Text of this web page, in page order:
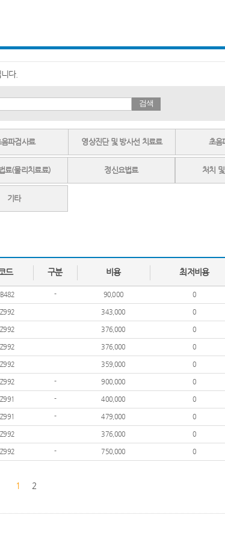
다.
검색
파검사료 영상진단 및 방사선 치료료 초음
료(물리치료료) 정신요법료 처치
기타
드 구분 비용 최저비용
- 90,000 0
343,000 0
376,000 0
376,000 0
359,000 0
- 900,000 0
- 400,000 0
- 479,000 0
376,000 0
- 750,000 0
1 2